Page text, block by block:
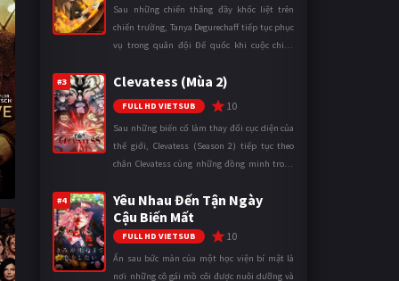
Sau những chiến thắng đầy khốc liệt trên
chiến trường, Tanya Degurechaff tiếp tục phục
vụ trong quân đội Đế quốc khi cuộc chiến
mặt trận. Dù sở hữu tài năn ...
#3 Clevatess (Mùa 2)
FULL HD VIETSUB 10
Sau những biến cố làm thay đổi cục diện của
thế giới, Clevatess (Season 2) tiếp tục theo
chân Clevatess cùng những đồng minh trong
loại đến bờ vực diệ ...
#4
Yêu Nhau Đến Tận Ngày
Cậu Biến Mất
FULL HD VIETSUB 10
Ẩn sau bức màn của một học viện bí mật là
nơi những cô gái mồ côi được nuôi dưỡng và